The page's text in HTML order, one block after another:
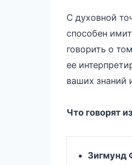
С духовной
способен
говорить о
ее
ваших знаний
Что говорят
Зигмунд